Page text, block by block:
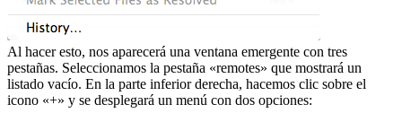
Al hacer esto, nos aparecerá una ventana emergente con tres
pestañas. Seleccionamos la pestaña «remotes» que mostrará un
listado vacío. En la parte inferior derecha, hacemos clic sobre el
icono «+» y se desplegará un menú con dos opciones: